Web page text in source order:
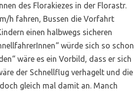
des Florakiezes in der Florastr.
h fahren, Bussen die Vorfahrt
einen halbwegs sicheren
würde sich so schon
wäre es ein Vorbild, dass er sich
der Schnellflug verhagelt und die
gleich mal damit an. Manch